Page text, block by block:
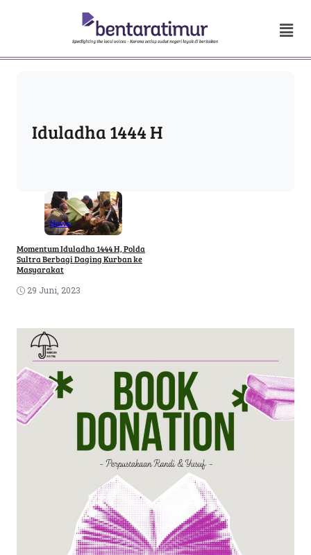
Iduladha 1444 H
News
Momentum Iduladha 1444 H, Polda
Sultra Berbagi Daging Kurban ke
Masyarakat
29 Juni, 2023